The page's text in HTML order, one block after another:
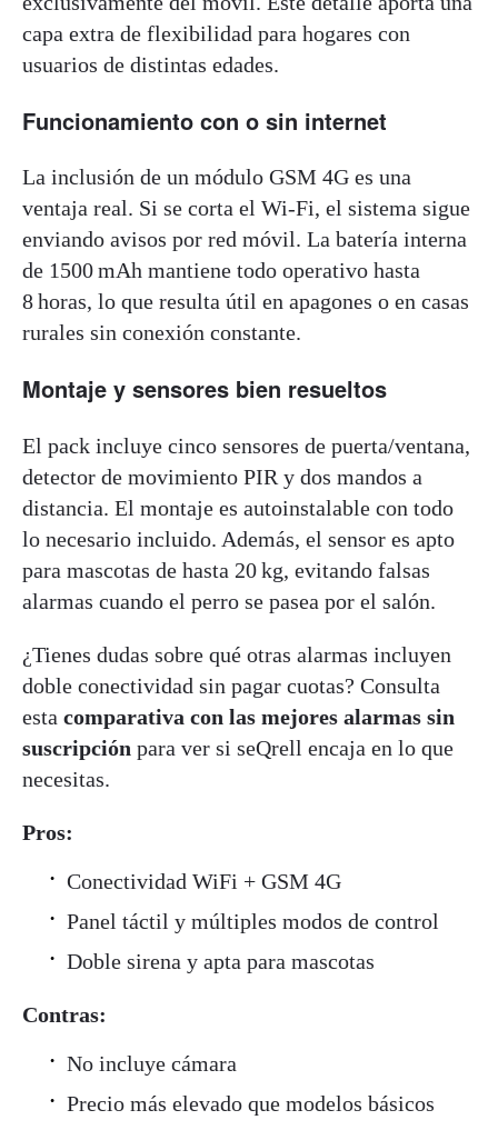
capa extra de flexibilidad para hogares con
usuarios de distintas edades.
Funcionamiento con o sin internet
La inclusión de un módulo GSM 4G es una
ventaja real. Si se corta el Wi-Fi, el sistema sigue
enviando avisos por red móvil. La batería interna
de 1500 mAh mantiene todo operativo hasta
8 horas, lo que resulta útil en apagones o en casas
rurales sin conexión constante.
Montaje y sensores bien resueltos
El pack incluye cinco sensores de puerta/ventana,
detector de movimiento PIR y dos mandos a
distancia. El montaje es autoinstalable con todo
lo necesario incluido. Además, el sensor es apto
para mascotas de hasta 20 kg, evitando falsas
alarmas cuando el perro se pasea por el salón.
¿Tienes dudas sobre qué otras alarmas incluyen
doble conectividad sin pagar cuotas? Consulta
esta comparativa con las mejores alarmas sin
suscripción para ver si seQrell encaja en lo que
necesitas.
Pros:
Conectividad WiFi + GSM 4G
Panel táctil y múltiples modos de control
Doble sirena y apta para mascotas
Contras:
No incluye cámara
Precio más elevado que modelos básicos